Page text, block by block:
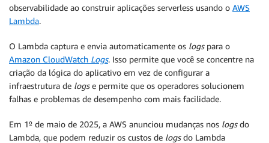
observabilidade ao construir aplicações serverless usando o AWS
Lambda.
O Lambda captura e envia automaticamente os logspara o
Amazon CloudWatch Logs. Isso permite que você se concentre na
criação da lógica do aplicativo em vez de configurar a
infraestrutura de logse permite que os operadores solucionem
falhas e problemas de desempenho com mais facilidade.
Em 1º de maio de 2025, a AWS anunciou mudanças nos logsdo
Lambda, que podem reduzir os custos de logsdo Lambda